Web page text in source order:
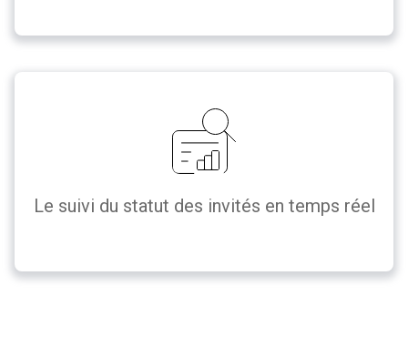
Le suivi du statut des invités en temps réel